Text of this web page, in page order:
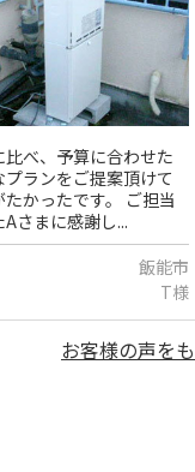
比べ、予算に合わせた
プランをご提案頂けて
たかったです。 ご担当
さまに感謝し...
飯能市
T様
お客様の声を